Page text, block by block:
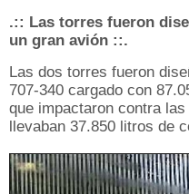
.:: Las torres fueron
un gran avión ::.
Las dos torres fueron
707-340 cargado con
que impactaron contra
llevaban 37.850 litros de